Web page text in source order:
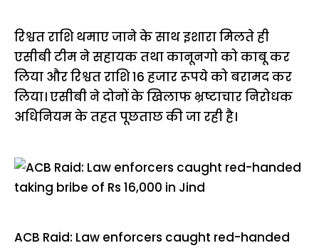
रिश्वत राशि थमाए जाने के साथ इशारा मिलते ही
एसीबी टीम ने सहायक तथा कानूनगो को काबू कर
लिया और रिश्वत राशि 16 हजार रूपये को बरामद कर
लिया। एसीबी ने दोनों के खिलाफ भ्रष्टाचार निरोधक
अधिनियम के तहत पूछताछ की जा रही है।
ACB Raid: Law enforcers caught red-handed